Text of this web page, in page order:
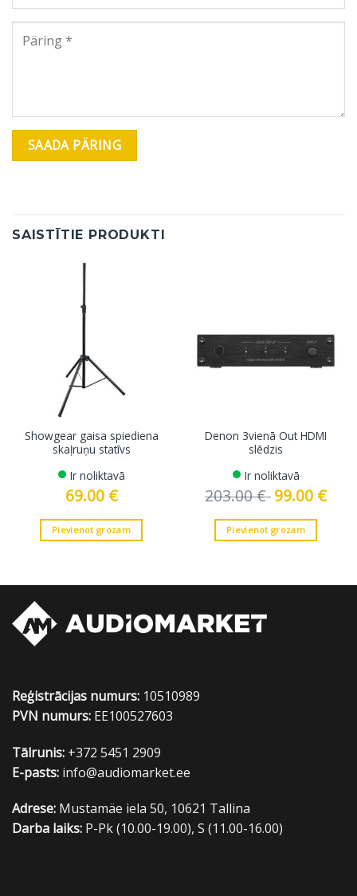
SAISTĪTIE PRODUKTI
Showgear gaisa spiediena
skaļruņu statīvs
Ir noliktavā
69.00 €
Pievienot grozam
Denon 3vienā Out HDMI
slēdzis
Ir noliktavā
203.00€ Original
price
203.00 €.
99.00 €price
Pievienot grozam
Reģistrācijas numurs: 10510989
PVN numurs: EE100527603
Tālrunis: +372 5451 2909
E-pasts: info@audiomarket.ee
Adrese: Mustamäe iela 50, 10621 Tallina
Darba laiks: P-Pk (10.00-19.00), S (11.00-16.00)